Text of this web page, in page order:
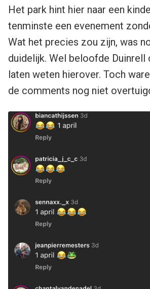
Het park hint hier naar een
tenminste een evenement
Wat het precies zou zijn, was
duidelijk. Wel beloofde Duinrell
laten weten hierover. Toch
de comments nog niet